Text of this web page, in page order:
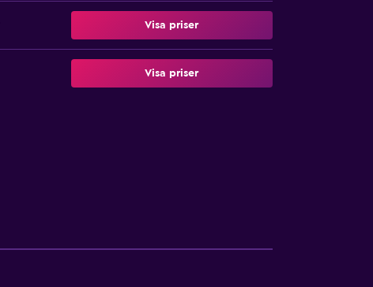
Visa priser
Visa priser